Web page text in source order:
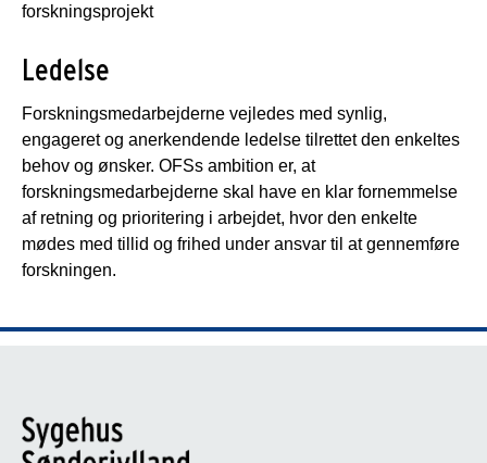
forskningsprojekt
Ledelse
Forskningsmedarbejderne vejledes med synlig,
engageret og anerkendende ledelse tilrettet den enkeltes
behov og ønsker. OFSs ambition er, at
forskningsmedarbejderne skal have en klar fornemmelse
af retning og prioritering i arbejdet, hvor den enkelte
mødes med tillid og frihed under ansvar til at gennemføre
forskningen.